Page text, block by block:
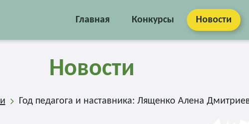
Главная Конкурсы Новости
Новости
Год педагога и наставника: Лященко Алена